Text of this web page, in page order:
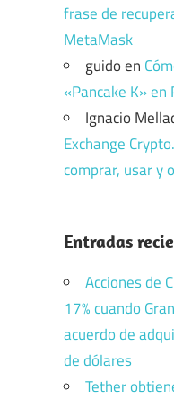
frase de
MetaMask
guidoen
«Pancake K» en
Ignacio
Exchange
comprar, usar y
Entradas
Acciones de
17% cuando
acuerdo de
de dólares
Tether